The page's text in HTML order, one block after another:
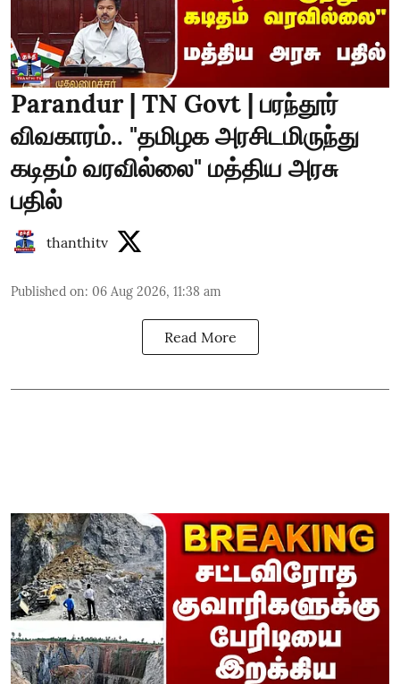
Parandur | TN Govt | பரந்தூர்
விவகாரம்.. "தமிழக அரசிடமிருந்து
கடிதம் வரவில்லை" மத்திய அரசு
பதில்
thanthitv
Published on: 06 Aug 2026, 11:38 am
Read More